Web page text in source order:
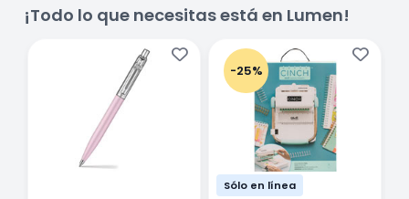
¡Todo lo que necesitas está en Lumen!
-25%
Sólo en línea